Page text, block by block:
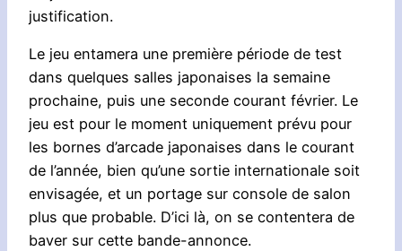
justification.
Le jeu entamera une première période de test
dans quelques salles japonaises la semaine
prochaine, puis une seconde courant février. Le
jeu est pour le moment uniquement prévu pour
les bornes d’arcade japonaises dans le courant
de l’année, bien qu’une sortie internationale soit
envisagée, et un portage sur console de salon
plus que probable. D’ici là, on se contentera de
baver sur cette bande-annonce.